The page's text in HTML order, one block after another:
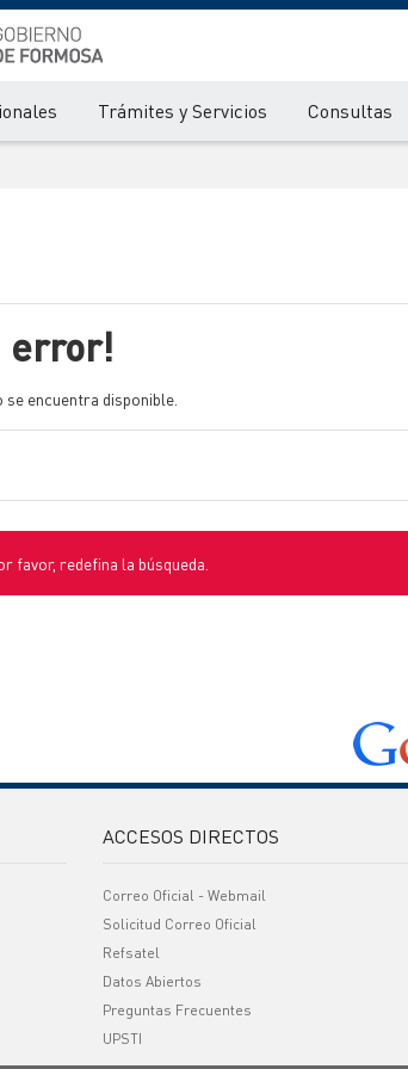
Trámites y Servicios Consultas
error!
se encuentra disponible.
favor, redefina la búsqueda.
ACCESOS DIRECTOS
Correo Oficial - Webmail
Solicitud Correo Oficial
Refsatel
Datos Abiertos
Preguntas Frecuentes
UPSTI